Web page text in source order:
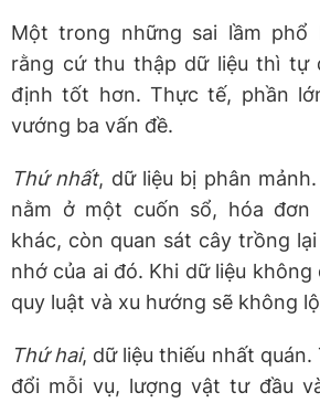
Một trong những sai lầm phổ
rằng cứ thu thập dữ liệu thì tự
định tốt hơn. Thực tế, phần
vướng ba vấn đề.
Thứ nhất, dữ liệu bị phân
nằm ở một cuốn sổ, hóa
khác, còn quan sát cây trồng
nhớ của ai đó. Khi dữ liệu
quy luật và xu hướng sẽ không
Thứ hai, dữ liệu thiếu nhất
đổi mỗi vụ, lượng vật tư đầu